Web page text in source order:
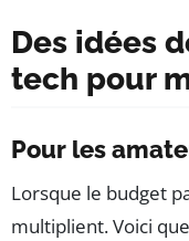
Des idées
tech pour
Pour les
Lorsque le budget
multiplient. Voici